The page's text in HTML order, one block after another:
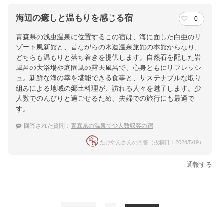
海辺の癒しと温もりを感じる宿 0
青森県の浅虫温泉に位置するこの宿は、海に面した白亜のリ
ゾート風新館と、昔ながらの木造温泉旅館の本館からなり、
どちらも温もりと落ち着きを提供します。自然石を配した岩
風呂の大浴場や庭園風の露天風呂で、心身ともにリフレッシ
ュ。新鮮な海の幸を堪能できる食事と、サステナブルな取り
組みによる地域の郷土料理が、訪れる人々を魅了します。少
人数でのんびりと過ごせるため、夫婦での旅行にも最適で
す。
回答された質問： 青森県の温泉で少人数収容の宿
たけやんさんの回答（投稿日：2024/5/19）
通報する